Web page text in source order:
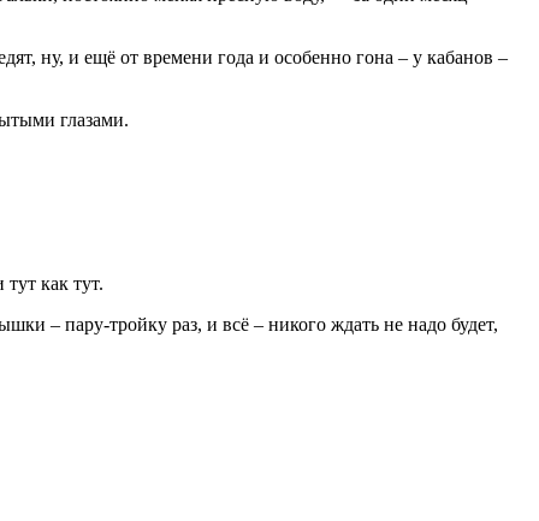
ну, и ещё от времени года и особенно гона – у кабанов –
глазами.
как тут.
– пару-тройку раз, и всё – никого ждать не надо будет,